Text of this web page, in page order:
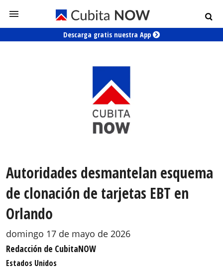
Descarga gratis nuestra App
Autoridades desmantelan esquema
de clonación de tarjetas EBT en
Orlando
domingo 17 de mayo de 2026
Redacción de CubitaNOW
Estados Unidos